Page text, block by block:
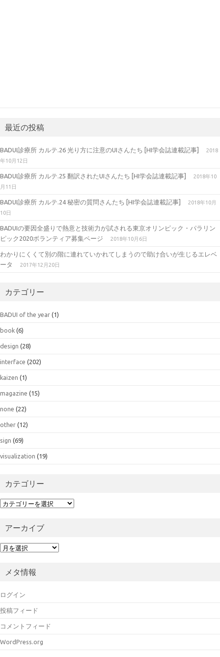
最近の投稿
BADUI診療所 カルテ.26 光り方に注意のUIさんたち [HI学会誌連載記事]
2018
年10月12日
BADUI診療所 カルテ.25 翻訳されたUIさんたち [HI学会誌連載記事]
2018年10
月11日
BADUI診療所 カルテ.24 秘密の質問さんたち [HI学会誌連載記事]
2018年10月
10日
BADUIの要因全盛りで熱意と技術力が試される東京オリンピック・パラリン
ピック2020ボランティア募集ページ
2018年10月6日
わかりにくくて別の階に連れていかれてしまうので助け合いが生じるエレベ
ータ
2017年12月20日
カテゴリー
BADUI of the year (1)
book (6)
design (28)
interface (202)
kaizen (1)
magazine (15)
none (22)
other (12)
sign (69)
visualization (19)
カテゴリー
カ
アーカイブ
ア
イメタ情報
ログイン
投稿フィード
コメントフィード
WordPress.org